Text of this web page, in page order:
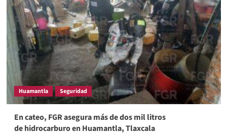
Huamantla Seguridad
En cateo, FGR asegura más de dos mil litros
de hidrocarburo en Huamantla, Tlaxcala